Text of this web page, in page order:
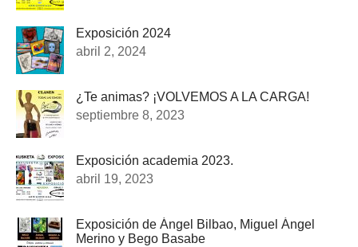
Exposición 2024
abril 2, 2024
¿Te animas? ¡VOLVEMOS A LA CARGA!
septiembre 8, 2023
Exposición academia 2023.
abril 19, 2023
Exposición de Ángel Bilbao, Miguel Ángel
Merino y Bego Basabe